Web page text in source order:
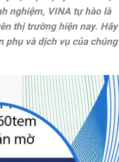
nghiệm, VINA tự hào là
thị trường hiện nay. Hãy
phụ và dịch vụ của chúng